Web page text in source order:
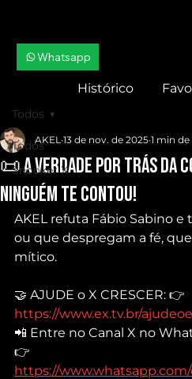
Whatsapp
Histórico
Todos
Snooker X
Todos
📜 A VERDADE por trás da
ninguém te contou!
AKEL 13 de nov. de 2025 1 min
AKEL refuta Fábio Sabino
ou que despregam a fé,
mítico.
🤝 AJUDE o X CRESCER: 👉
https://www.ex.tv.br/
📲 Entre no Canal X no
👉
https://